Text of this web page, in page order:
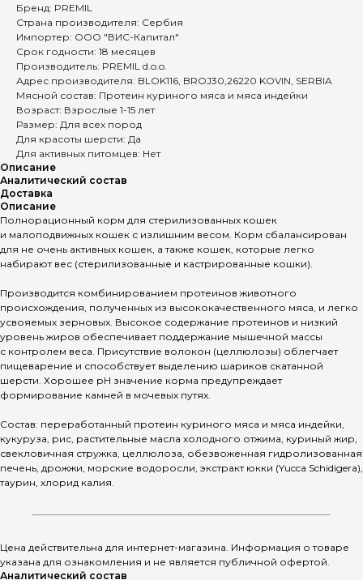
Бренд: PREMIL
Страна производителя: Сербия
Импортер: ООО "ВИС-Капитал"
Срок годности: 18 месяцев
Производитель: PREMIL d.o.o.
Адрес производителя: BLOK116, BROJ30,26220 KOVIN, SERBIA
Мясной состав: Протеин куриного мяса и мяса индейки
Возраст: Взрослые 1-15 лет
Размер: Для всех пород
Для красоты шерсти: Да
Для активных питомцев: Нет
Описание
Аналитический состав
Доставка
Описание
Полнорационный корм для стерилизованных кошек
и малоподвижных кошек с излишним весом. Корм сбалансирован
для не очень активных кошек, а также кошек, которые легко
набирают вес (стерилизованные и кастрированные кошки).
Производится комбинированием протеинов животного
происхождения, полученных из высококачественного мяса, и легко
усвояемых зерновых. Высокое содержание протеинов и низкий
уровень жиров обеспечивает поддержание мышечной массы
с контролем веса. Присутствие волокон (целлюлозы) облегчает
пищеварение и способствует выделению шариков скатанной
шерсти. Хорошее рН значение корма предупреждает
формирование камней в мочевых путях.
Состав: переработанный протеин куриного мяса и мяса индейки,
кукуруза, рис, растительные масла холодного отжима, куриный жир,
свекловичная стружка, целлюлоза, обезвоженная гидролизованная
печень, дрожжи, морские водоросли, экстракт юкки (Yucca Schidigera),
таурин, хлорид калия.
Цена действительна для интернет-магазина. Информация о товаре
указана для ознакомления и не является публичной офертой.
Аналитический состав